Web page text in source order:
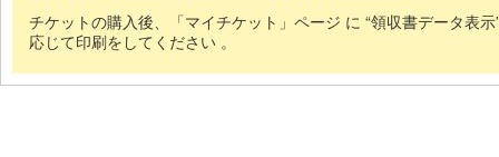
チケットの購入後、「マイチケット」ページ に “領収書データ表
応じて印刷をしてください 。